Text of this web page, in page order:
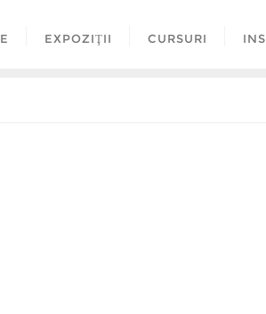
EXPOZIŢII CURSURI